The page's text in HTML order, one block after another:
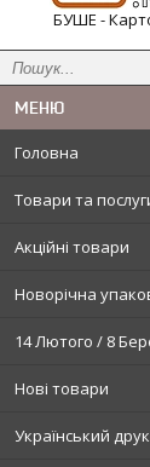
БУШЕ -
Головна
Товари та
Акційні товари
Новорічна
14 Лютого / 8
Нові товари
Український друк